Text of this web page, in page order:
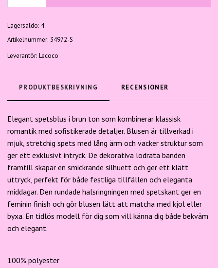
Lagersaldo: 4
Artikelnummer: 34972-S
Leverantör: Lecoco
PRODUKTBESKRIVNING RECENSIONER
Elegant spetsblus i brun ton som kombinerar klassisk
romantik med sofistikerade detaljer. Blusen är tillverkad i
mjuk, stretchig spets med lång ärm och vacker struktur som
ger ett exklusivt intryck. De dekorativa lodräta banden
framtill skapar en smickrande silhuett och ger ett klätt
uttryck, perfekt för både festliga tillfällen och eleganta
middagar. Den rundade halsringningen med spetskant ger en
feminin finish och gör blusen lätt att matcha med kjol eller
byxa. En tidlös modell för dig som vill känna dig både bekväm
och elegant.
100% polyester